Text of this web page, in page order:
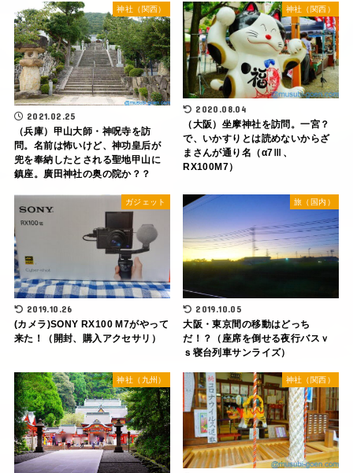
神社（関西）
2021.02.25
（兵庫）甲山大師・神呪寺を訪
問。名前は怖いけど、神功皇后が
兜を奉納したとされる聖地甲山に
鎮座。廣田神社の奥の院か？？
神社（関西）
2020.08.04
（大阪）坐摩神社を訪問。一宮？
で、いかすりとは読めないからざ
まさんが通り名（α7Ⅲ、
RX100M7）
ガジェット
2019.10.26
(カメラ)SONY RX100 M7がやって
来た！（開封、購入アクセサリ）
旅（国内）
2019.10.05
大阪・東京間の移動はどっち
だ！？（座席を倒せる夜行バスｖ
ｓ寝台列車サンライズ）
神社（九州） 神社（関西）